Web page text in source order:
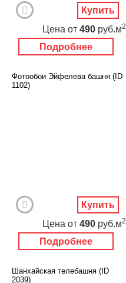
Подробнее
Цена от 490 руб.м2
Купить
Фотообои Эйфелева башня (ID
1102)
Подробнее
Цена от 490 руб.м2
Купить
Шанхайская телебашня (ID
2039)